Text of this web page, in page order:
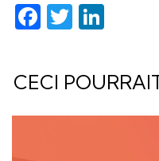
Facebook
Twitter
CECI